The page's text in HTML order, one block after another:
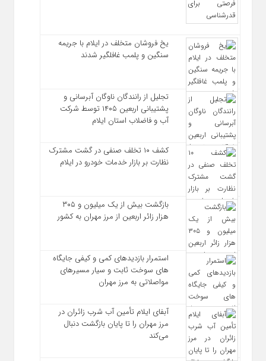
یخ‌ فروشان متخلف در ایلام با جریمه
سنگین و پلمب غافلگیر شدند
تجلیل از رانندگان ناوگان آبرسانی و
پشتیبانی اربعین ۱۴۰۵ توسط شرکت
آب و فاضلاب استان ایلام
کشف ۱۰ تخلف صنفی در گشت مشترک
نظارت بر بازار خدمات خودرو در ایلام
بازگشت بیش از یک میلیون و ۳۰۵
هزار زائر اربعین از مرز مهران به کشور
استمرار بازدیدهای کمی و کیفی جایگاه‌
های سوخت ثابت و سیار مسیرهای
مواصلاتی به مرز مهران
آبفای ایلام تأمین آب شرب زائران در
مرز مهران را تا پایان بازگشت دنبال
می‌کند